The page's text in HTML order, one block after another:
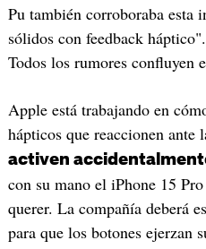
Pu también corroboraba esta
sólidos con feedback
Todos los rumores confluyen
Apple está trabajando en
hápticos que reaccionen ante
activen
con su mano el iPhone 15
querer. La compañía deberá
para que los botones ejerzan